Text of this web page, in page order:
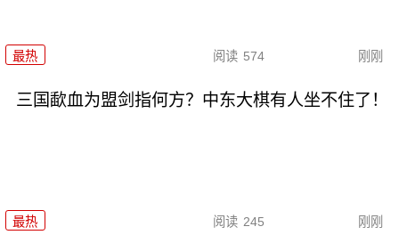
最热 阅读 574 刚刚
三国歃血为盟剑指何方？中东大棋有人坐不住了！
最热 阅读 245 刚刚